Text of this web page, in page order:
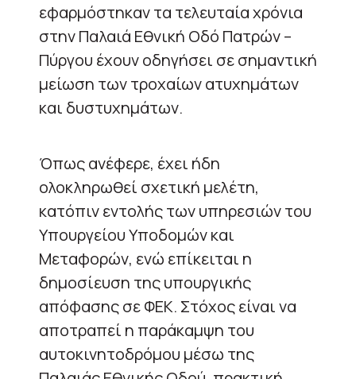
εφαρμόστηκαν τα τελευταία χρόνια
στην Παλαιά Εθνική Οδό Πατρών –
Πύργου έχουν οδηγήσει σε σημαντική
μείωση των τροχαίων ατυχημάτων
και δυστυχημάτων.
Όπως ανέφερε, έχει ήδη
ολοκληρωθεί σχετική μελέτη,
κατόπιν εντολής των υπηρεσιών του
Υπουργείου Υποδομών και
Μεταφορών, ενώ επίκειται η
δημοσίευση της υπουργικής
απόφασης σε ΦΕΚ. Στόχος είναι να
αποτραπεί η παράκαμψη του
αυτοκινητοδρόμου μέσω της